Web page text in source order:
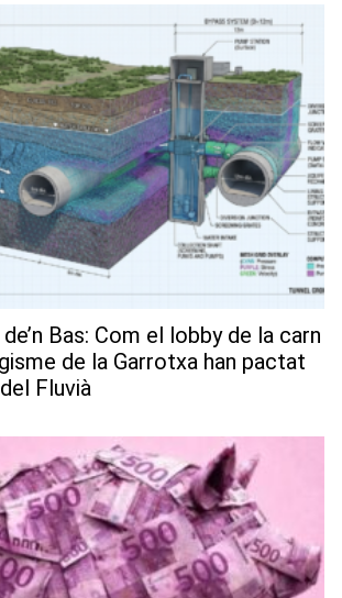
Bas: Com el lobby de la carn
de la Garrotxa han pactat
Fluvià